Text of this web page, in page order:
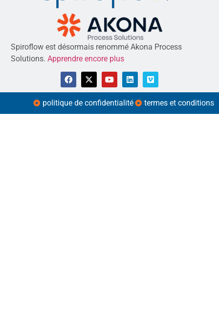
Spiroflow est désormais renommé Akona Process
Solutions.Apprendre encore plus
politique de confidentialité termes et conditions